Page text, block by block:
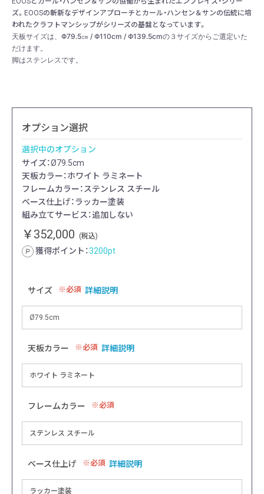
ズ。EOOSの斬新なデザインアプローチとカール・ハンセン＆サンの伝統に培
われたクラフトマンシップがシリーズの基盤となっています。
天板サイズは、Φ79.5㎝ / Φ110cm / Φ139.5cmの３サイズからご選定いた
だけます。
脚はステンレスです。
オプション選択
選択中のオプション
サイズ：Ø79.5cm
天板カラー：ホワイト ラミネート
フレームカラー：ステンレス スチール
ベース仕上げ：ラッカー塗装
組み立てサービス：追加しない
￥352,000 (税込)
獲得ポイント：3200pt
サイズ 必須 詳細説明
天板カラー 必須 詳細説明
フレームカラー 必須
ベース仕上げ 必須 詳細説明